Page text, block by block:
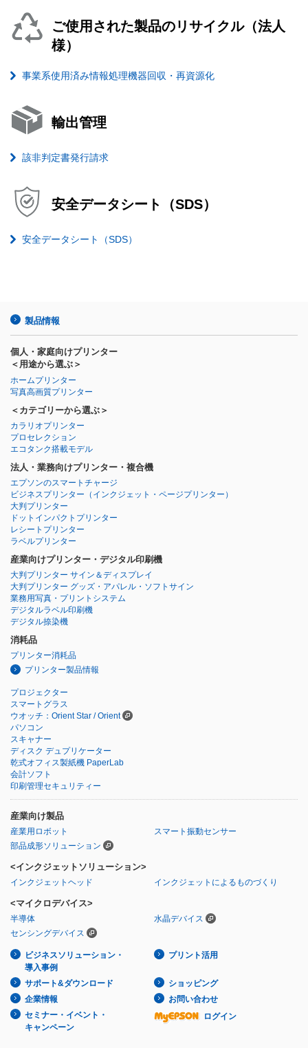
ご使用された製品のリサイクル（法人
様）
事業系使用済み情報処理機器回収・再資源化
輸出管理
該非判定書発行請求
安全データシート（SDS）
安全データシート（SDS）
製品情報
個人・家庭向けプリンター
＜用途から選ぶ＞
ホームプリンター
写真高画質プリンター
＜カテゴリーから選ぶ＞
カラリオプリンター
プロセレクション
エコタンク搭載モデル
法人・業務向けプリンター・複合機
エプソンのスマートチャージ
ビジネスプリンター （インクジェット・ページプリンター）
大判プリンター
ドットインパクトプリンター
レシートプリンター
ラベルプリンター
産業向けプリンター・デジタル印刷機
大判プリンター サイン＆ディスプレイ
大判プリンター グッズ・アパレル・ソフトサイン
業務用写真・プリントシステム
デジタルラベル印刷機
デジタル捺染機
消耗品
プリンター消耗品
プリンター製品情報
プロジェクター
スマートグラス
ウオッチ：Orient Star / Orient
パソコン
スキャナー
ディスク デュプリケーター
乾式オフィス製紙機 PaperLab
会計ソフト
印刷管理セキュリティー
産業向け製品
産業用ロボット
スマート振動センサー
部品成形ソリューション
<インクジェットソリューション>
インクジェットヘッド インクジェットによるものづくり
<マイクロデバイス>
半導体
水晶デバイス
センシングデバイス
ビジネスソリューション・
導入事例
プリント活用
サポート&ダウンロード
ショッピング
企業情報
お問い合わせ
セミナー・イベント・
キャンペーン
ログイン